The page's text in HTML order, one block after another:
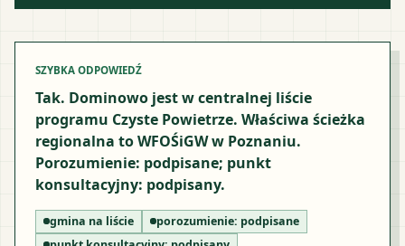
SZYBKA ODPOWIEDŹ
Tak. Dominowo jest w centralnej liście
programu Czyste Powietrze. Właściwa ścieżka
regionalna to WFOŚiGW w Poznaniu.
Porozumienie: podpisane; punkt
konsultacyjny: podpisany.
gmina na liście porozumienie: podpisane